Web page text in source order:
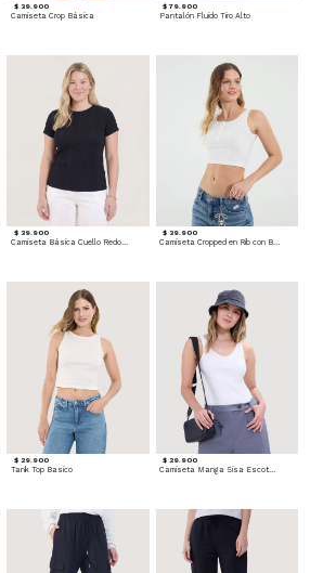
$ 39.900
Camiseta Crop Básica
$ 79.900
Pantalón Fluido Tiro Alto
$ 39.900
Camiseta Básica Cuello Redondo
$ 39.900
Camiseta Cropped en Rib con Botones
$ 29.900
Tank Top Basico
$ 29.900
Camiseta Manga Sisa Escotada